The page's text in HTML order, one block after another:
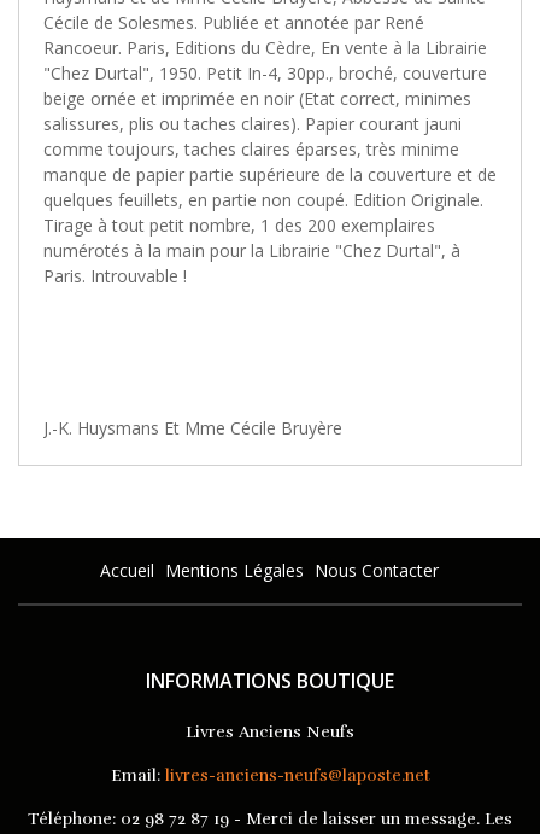
Cécile de Solesmes. Publiée et annotée par René
Rancoeur. Paris, Editions du Cèdre, En vente à la Librairie
"Chez Durtal", 1950. Petit In-4, 30pp., broché, couverture
beige ornée et imprimée en noir (Etat correct, minimes
salissures, plis ou taches claires). Papier courant jauni
comme toujours, taches claires éparses, très minime
manque de papier partie supérieure de la couverture et de
quelques feuillets, en partie non coupé. Edition Originale.
Tirage à tout petit nombre, 1 des 200 exemplaires
numérotés à la main pour la Librairie "Chez Durtal", à
Paris. Introuvable !
J.-K. Huysmans Et Mme Cécile Bruyère
Accueil Mentions Légales Nous Contacter
INFORMATIONS BOUTIQUE
Livres Anciens Neufs
Email: livres-anciens-neufs@laposte.net
Téléphone: 02 98 72 87 19 - Merci de laisser un message. Les